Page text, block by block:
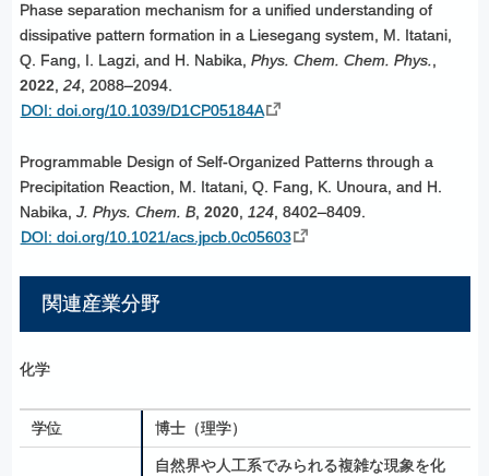
Phase separation mechanism for a unified understanding of
dissipative pattern formation in a Liesegang system, M. Itatani,
Q. Fang, I. Lagzi, and H. Nabika, Phys. Chem. Chem. Phys.,
2022, 24, 2088–2094.
DOI: doi.org/10.1039/D1CP05184A
Programmable Design of Self-Organized Patterns through a
Precipitation Reaction, M. Itatani, Q. Fang, K. Unoura, and H.
Nabika, J. Phys. Chem. B, 2020, 124, 8402–8409.
DOI: doi.org/10.1021/acs.jpcb.0c05603
関連産業分野
化学
学位 博士（理学）
自然界や人工系でみられる複雑な現象を化